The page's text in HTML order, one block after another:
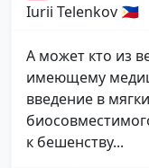
Iurii Telenkov 🇵🇭
А может кто из
имеющему
введение в
к бешенству...